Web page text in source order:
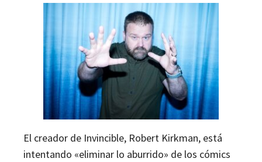
El creador de Invincible, Robert Kirkman, está
intentando «eliminar lo aburrido» de los cómics